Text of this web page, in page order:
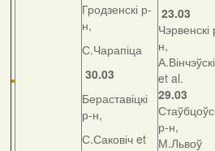
Гродзенскі р-
н,
С.Чарапіца
30.03
Бераставіцкі
р-н,
С.Саковіч et
23.03
Чэрвенскі
н,
А.Вінчэўскі
et al.
29.03
р-н,
М.Львоў